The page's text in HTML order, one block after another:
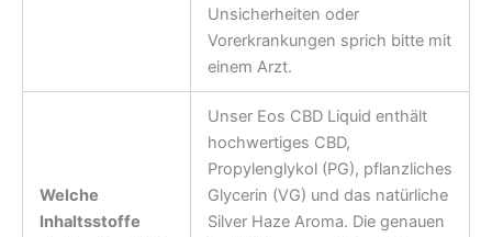
Unsicherheiten oder
Vorerkrankungen sprich bitte mit
einem Arzt.
Welche
Inhaltsstoffe
Unser Eos CBD Liquid enthält
hochwertiges CBD,
Propylenglykol (PG), pflanzliches
Glycerin (VG) und das natürliche
Silver Haze Aroma. Die genauen